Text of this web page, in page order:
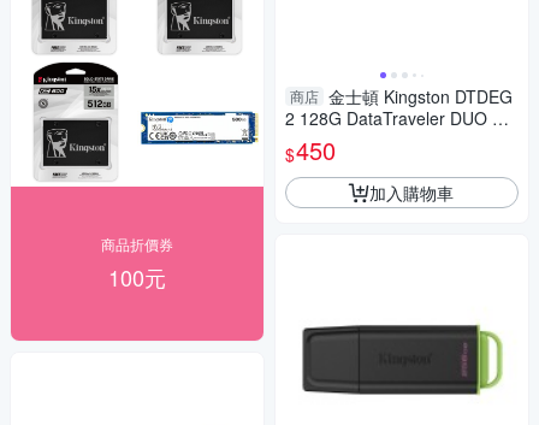
商品折價券
100元
商店 金士頓 Kingston DTDEG
2 128G DataTraveler DUO US
B-A/C 雙接頭 隨身碟 雙向滑蓋
設計
$450
加入購物車